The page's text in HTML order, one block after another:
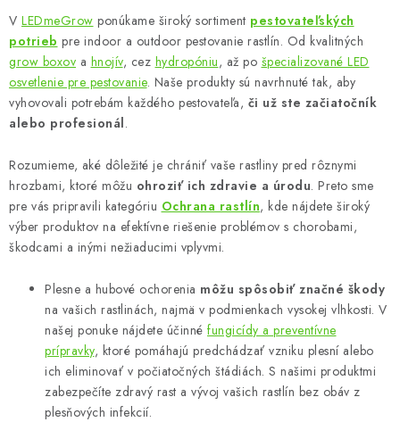
v
l
á
d
a
c
i
e
p
r
v
V LEDmeGrow ponúkame široký sortiment pestovateľských
potrieb pre indoor a outdoor pestovanie rastlín. Od kvalitných
grow boxov a hnojív, cez hydropóniu, až po špecializované LED
osvetlenie pre pestovanie. Naše produkty sú navrhnuté tak, aby
vyhovovali potrebám každého pestovateľa, či už ste začiatočník
alebo profesionál.
Rozumieme, aké dôležité je chrániť vaše rastliny pred rôznymi
hrozbami, ktoré môžu ohroziť ich zdravie a úrodu. Preto sme
pre vás pripravili kategóriu Ochrana rastlín, kde nájdete široký
výber produktov na efektívne riešenie problémov s chorobami,
škodcami a inými nežiaducimi vplyvmi.
Plesne a hubové ochorenia môžu spôsobiť značné škody
na vašich rastlinách, najmä v podmienkach vysokej vlhkosti. V
našej ponuke nájdete účinné fungicídy a preventívne
prípravky, ktoré pomáhajú predchádzať vzniku plesní alebo
ich eliminovať v počiatočných štádiách. S našimi produktmi
zabezpečíte zdravý rast a vývoj vašich rastlín bez obáv z
plesňových infekcií.